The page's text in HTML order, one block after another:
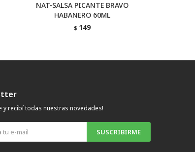
NAT-SALSA PICANTE BRAVO
HABANERO 60ML
$ 149
y recibí todas nuestras novedades!
SUSCRIBIRME